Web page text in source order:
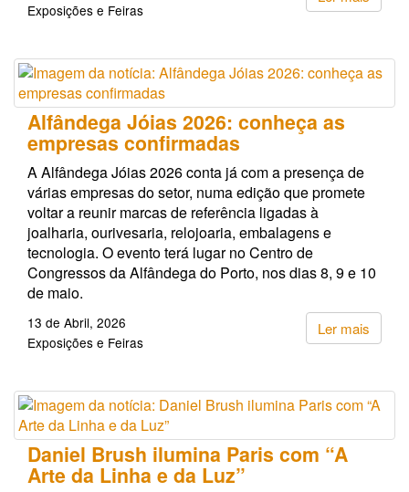
Exposições e Feiras
Alfândega Jóias 2026: conheça as
empresas confirmadas
A Alfândega Jóias 2026 conta já com a presença de
várias empresas do setor, numa edição que promete
voltar a reunir marcas de referência ligadas à
joalharia, ourivesaria, relojoaria, embalagens e
tecnologia. O evento terá lugar no Centro de
Congressos da Alfândega do Porto, nos dias 8, 9 e 10
de maio.
Ler mais
13 de Abril, 2026
Exposições e Feiras
Daniel Brush ilumina Paris com “A
Arte da Linha e da Luz”